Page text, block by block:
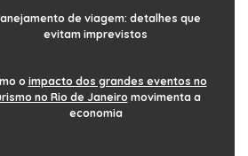
de viagem: detalhes que
evitam imprevistos
o impacto dos grandes eventos no
no Rio de Janeiro movimenta a
economia